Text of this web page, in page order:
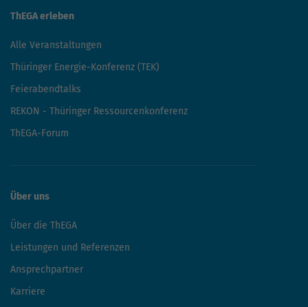
ThEGA erleben
Alle Veranstaltungen
Thüringer Energie-Konferenz (TEK)
Feierabendtalks
REKON - Thüringer Ressourcenkonferenz
ThEGA-Forum
Über uns
Über die ThEGA
Leistungen und Referenzen
Ansprechpartner
Karriere